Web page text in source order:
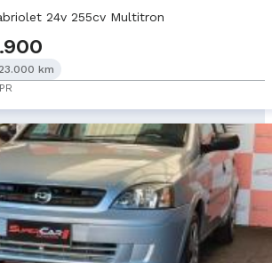
24v 255cv Multitron
km